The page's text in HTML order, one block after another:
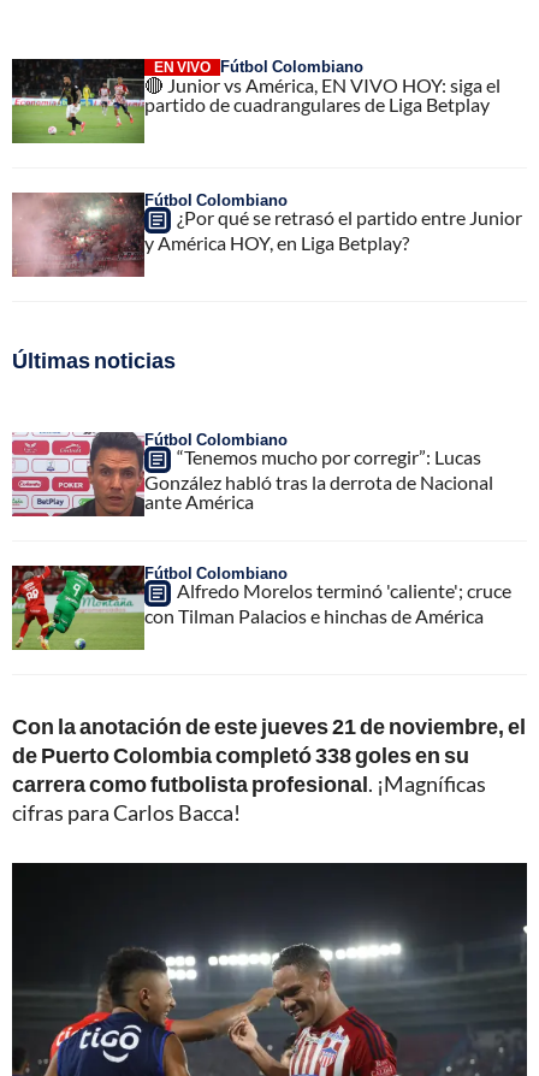
EN VIVO Fútbol Colombiano
🔴 Junior vs América, EN VIVO HOY: siga el
partido de cuadrangulares de Liga Betplay
Fútbol Colombiano
¿Por qué se retrasó el partido entre Junior
y América HOY, en Liga Betplay?
Últimas noticias
Fútbol Colombiano
“Tenemos mucho por corregir”: Lucas
González habló tras la derrota de Nacional
ante América
Fútbol Colombiano
Alfredo Morelos terminó 'caliente'; cruce
con Tilman Palacios e hinchas de América
Con la anotación de este jueves 21 de noviembre, el
de Puerto Colombia completó 338 goles en su
carrera como futbolista profesional. ¡Magníficas
cifras para Carlos Bacca!